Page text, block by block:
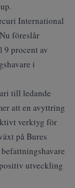
International
föreslår
9 procent av
i
till ledande
att en avyttring
verktyg för
på Bures
utveckling